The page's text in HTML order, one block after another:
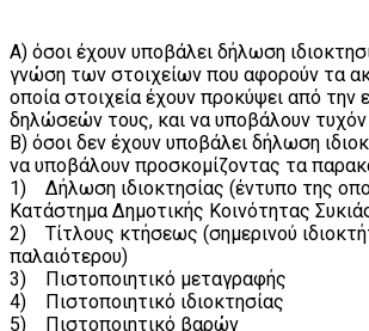
Α) όσοι έχουν υποβάλει δήλωση
γνώση των στοιχείων που αφορούν τα
οποία στοιχεία έχουν προκύψει από την
δηλώσεών τους, και να υποβάλουν τυχόν
Β) όσοι δεν έχουν υποβάλει δήλωση
να υποβάλουν προσκομίζοντας τα
1) Δήλωση ιδιοκτησίας (έντυπο της
Κατάστημα Δημοτικής Κοινότητας
2) Τίτλους κτήσεως (σημερινού
παλαιότερου)
3) Πιστοποιητικό μεταγραφής
4) Πιστοποιητικό ιδιοκτησίας
5) Πιστοποιητικό βαρών